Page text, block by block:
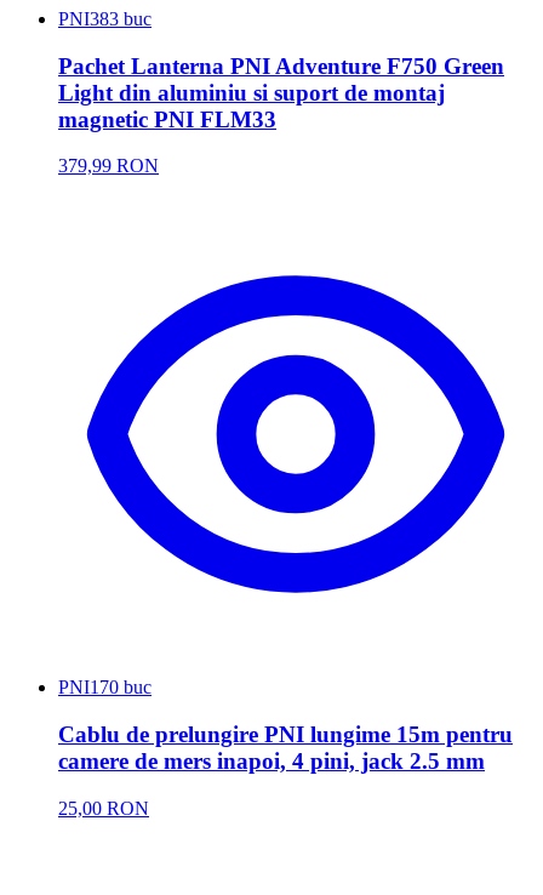
PNI383 buc
Pachet Lanterna PNI Adventure F750 Green
Light din aluminiu si suport de montaj
magnetic PNI FLM33
379,99 RON
PNI170 buc
Cablu de prelungire PNI lungime 15m pentru
camere de mers inapoi, 4 pini, jack 2.5 mm
25,00 RON